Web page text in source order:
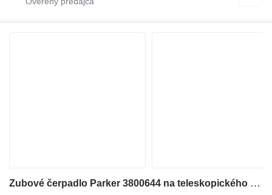
Zubové čerpadlo Parker 3800644 na teleskopického nakladača